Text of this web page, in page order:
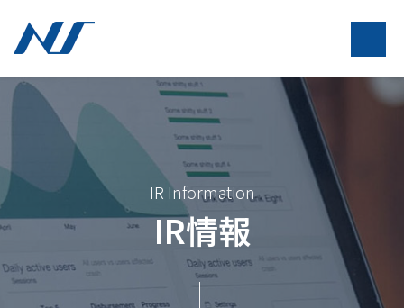
IR Information
IR情報